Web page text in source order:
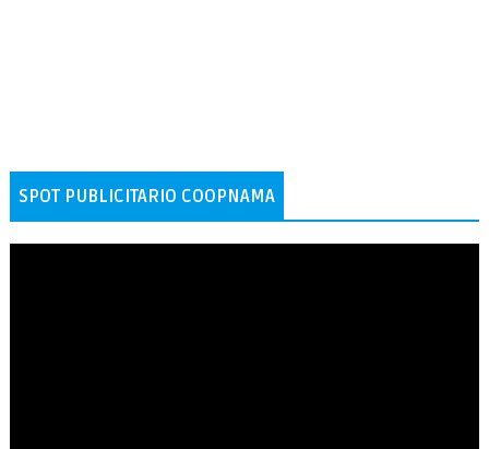
SPOT PUBLICITARIO COOPNAMA